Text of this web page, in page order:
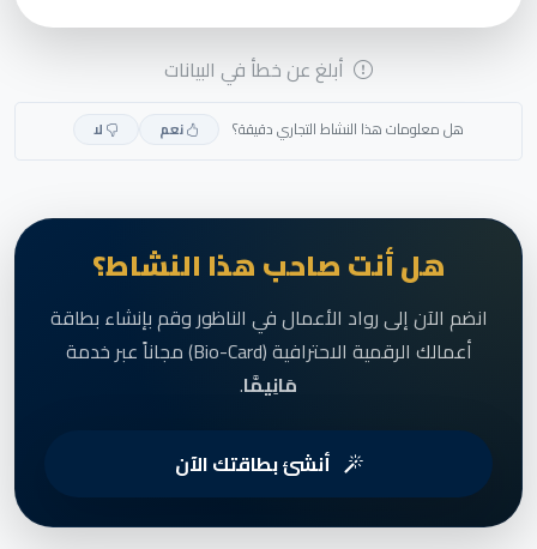
أبلغ عن خطأ في البيانات
هل معلومات هذا النشاط التجاري دقيقة؟ نعم لا
هل أنت صاحب هذا النشاط؟
انضم الآن إلى رواد الأعمال في الناظور وقم بإنشاء بطاقة
أعمالك الرقمية الاحترافية (Bio-Card) مجاناً عبر خدمة
مَانِيمَّا.
أنشئ بطاقتك الآن